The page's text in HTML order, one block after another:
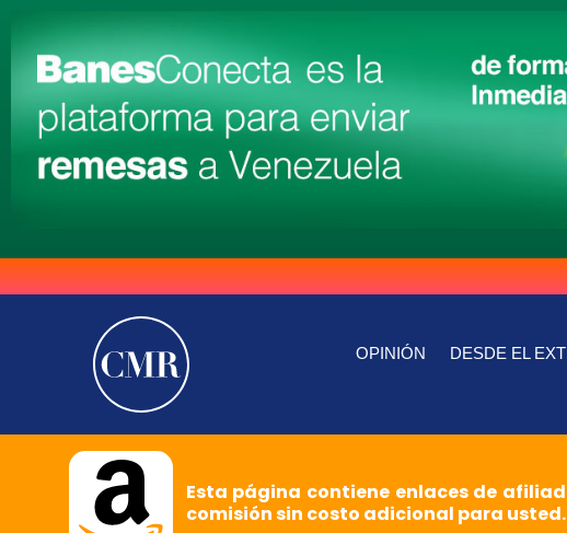
OPINIÓN DESDE EL
Esta página contiene enlaces de
comisión sin costo adicional para